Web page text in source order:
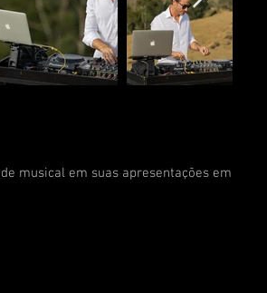
musical em suas apresentações em